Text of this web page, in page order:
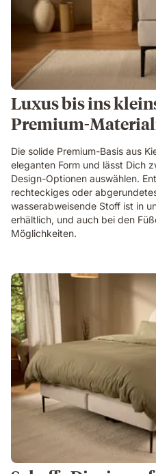
Luxus bis ins
Premium-
Die solide Premium-Basis aus
eleganten Form und lässt Dich
Design-Optionen auswählen.
rechteckiges oder
wasserabweisende Stoff ist in
erhältlich, und auch bei den
Möglichkeiten.